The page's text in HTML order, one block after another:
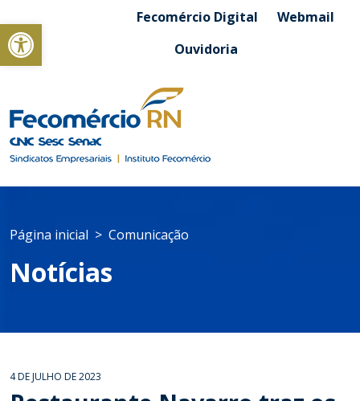
Abrir a barra de ferramentasFecomércio Digital
Webmail
Ouvidoria
Página inicial Comunicação
Notícias
4 DE JULHO DE 2023